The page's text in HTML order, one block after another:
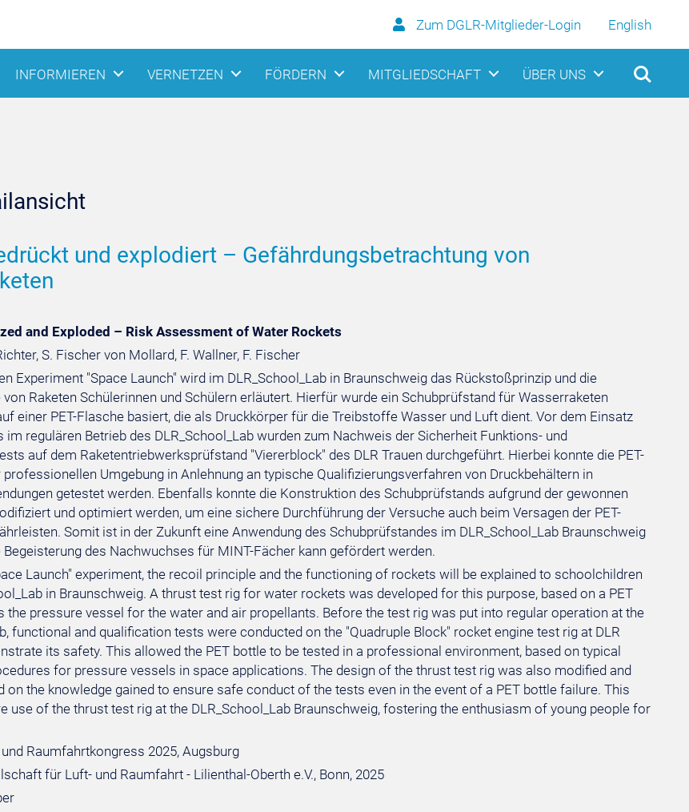
Zum DGLR-Mitglieder-Login English
INFORMIEREN VERNETZEN FÖRDERN MITGLIEDSCHAFT ÜBER UNS
und explodiert – Gefährdungsbetrachtung von
and Exploded – Risk Assessment of Water Rockets
S. Fischer von Mollard, F. Wallner, F. Fischer
Experiment "Space Launch" wird im DLR_School_Lab in Braunschweig das Rückstoßprinzip und die
Raketen Schülerinnen und Schülern erläutert. Hierfür wurde ein Schubprüfstand für Wasserraketen
einer PET-Flasche basiert, die als Druckkörper für die Treibstoffe Wasser und Luft dient. Vor dem Einsatz
im regulären Betrieb des DLR_School_Lab wurden zum Nachweis der Sicherheit Funktions- und
auf dem Raketentriebwerksprüfstand "Viererblock" des DLR Trauen durchgeführt. Hierbei konnte die PET-
professionellen Umgebung in Anlehnung an typische Qualifizierungsverfahren von Druckbehältern in
getestet werden. Ebenfalls konnte die Konstruktion des Schubprüfstands aufgrund der gewonnen
und optimiert werden, um eine sichere Durchführung der Versuche auch beim Versagen der PET-
Somit ist in der Zukunft eine Anwendung des Schubprüfstandes im DLR_School_Lab Braunschweig
des Nachwuchses für MINT-Fächer kann gefördert werden.
Launch" experiment, the recoil principle and the functioning of rockets will be explained to schoolchildren
in Braunschweig. A thrust test rig for water rockets was developed for this purpose, based on a PET
the pressure vessel for the water and air propellants. Before the test rig was put into regular operation at the
functional and qualification tests were conducted on the "Quadruple Block" rocket engine test rig at DLR
its safety. This allowed the PET bottle to be tested in a professional environment, based on typical
for pressure vessels in space applications. The design of the thrust test rig was also modified and
on the knowledge gained to ensure safe conduct of the tests even in the event of a PET bottle failure. This
use of the thrust test rig at the DLR_School_Lab Braunschweig, fostering the enthusiasm of young people for
Raumfahrtkongress 2025, Augsburg
für Luft- und Raumfahrt - Lilienthal-Oberth e.V., Bonn, 2025